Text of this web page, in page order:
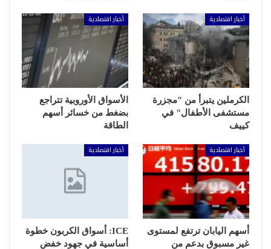
أخبار اقتصادية
الكرملين يتبرأ من "مجزرة
مستشفى الأطفال" في
كييف
أخبار اقتصادية
الأسواق الأوروبية تتراجع
بضغط من خسائر أسهم
الطاقة
أخبار اقتصادية
أسهم اليابان ترتفع لمستوى
غير مسبوق بدعم من
أخبار اقتصادية
ICE: أسواق الكربون خطوة
أساسية في جهود خفض